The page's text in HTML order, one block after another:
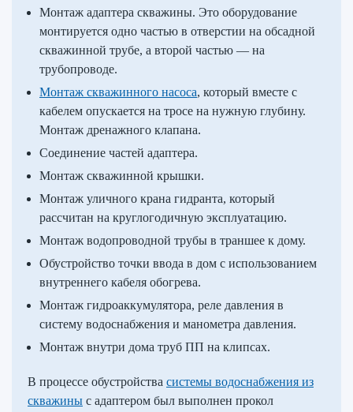
Монтаж адаптера скважины. Это оборудование
монтируется одно частью в отверстии на обсадной
скважинной трубе, а второй частью — на
трубопроводе.
Монтаж скважинного насоса, который вместе с
кабелем опускается на тросе на нужную глубину.
Монтаж дренажного клапана.
Соединение частей адаптера.
Монтаж скважинной крышки.
Монтаж уличного крана гидранта, который
рассчитан на круглогодичную эксплуатацию.
Монтаж водопроводной трубы в траншее к дому.
Обустройство точки ввода в дом с использованием
внутреннего кабеля обогрева.
Монтаж гидроаккумулятора, реле давления в
систему водоснабжения и манометра давления.
Монтаж внутри дома труб ПП на клипсах.
В процессе обустройства системы водоснабжения из
скважины с адаптером был выполнен прокол